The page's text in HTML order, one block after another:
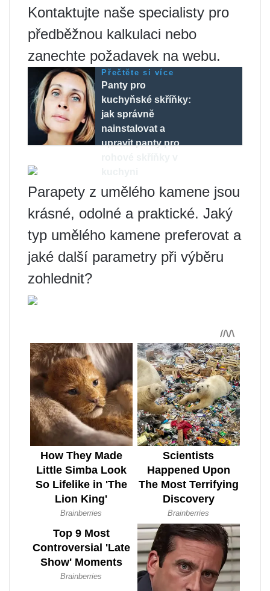
Kontaktujte naše specialisty pro
předběžnou kalkulaci nebo
zanechte požadavek na webu.
Přečtěte si více
Panty pro
kuchyňské skříňky:
jak správně
nainstalovat a
upravit panty pro
Parapety z umělého kamene jsou
krásné, odolné a praktické. Jaký
typ umělého kamene preferovat a
jaké další parametry při výběru
zohlednit?